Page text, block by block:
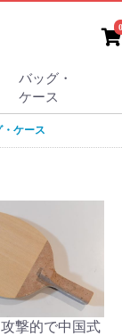
0
バッグ・
ケース
ケース
撃的で中国式